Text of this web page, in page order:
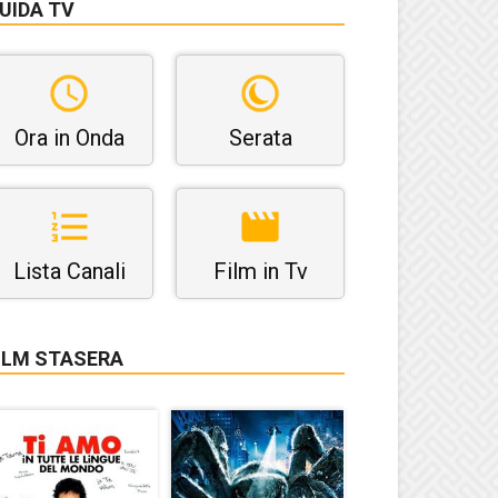
TV
Ora in Onda Serata
Lista Canali Film in Tv
STASERA